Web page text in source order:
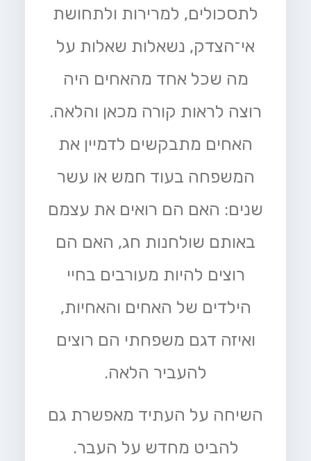
לתסכולים, למרירות ולתחושת
אי־הצדק, נשאלות שאלות על
מה שכל אחד מהאחים היה
רוצה לראות קורה מכאן והלאה.
האחים מתבקשים לדמיין את
המשפחה בעוד חמש או עשר
שנים: האם הם רואים את עצמם
באותם שולחנות חג, האם הם
רוצים להיות מעורבים בחיי
הילדים של האחים והאחיות,
ואיזה דגם משפחתי הם רוצים
להעביר הלאה.
השיחה על העתיד מאפשרת גם
להביט מחדש על העבר.